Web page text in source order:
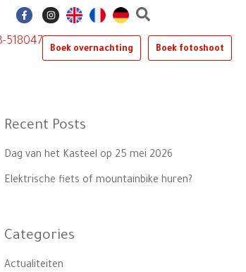
F
a
e
I
n
t
a
Boek overnachting Boek fotoshoot
518047
Recent Posts
Dag van het Kasteel op 25 mei 2026
Elektrische fiets of mountainbike huren?
Categories
Actualiteiten